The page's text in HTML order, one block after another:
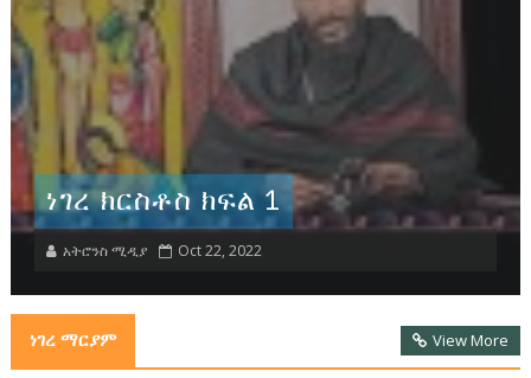
ኦርቶዶክሳዊ የመዳን ትምህርት (ነገረ
ድኅነት) ክፍል አንድ
አትሮንስ ሚዲያ Sept 19, 2022
ነገረ ማርያም View More